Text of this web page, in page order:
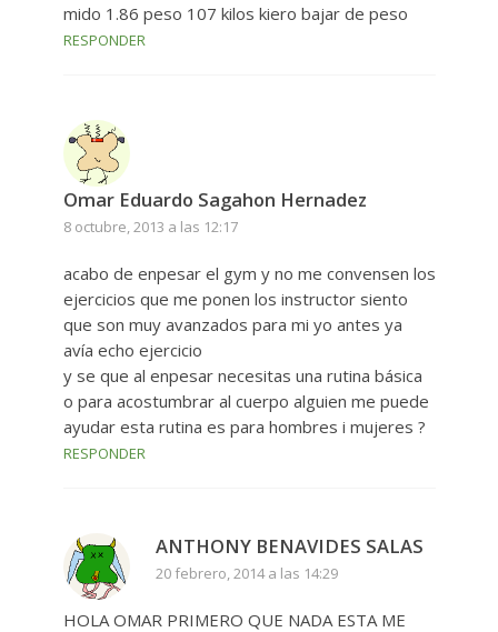
mido 1.86 peso 107 kilos kiero bajar de peso
RESPONDER
Omar Eduardo Sagahon Hernadez
8 octubre, 2013 a las 12:17
acabo de enpesar el gym y no me convensen los
ejercicios que me ponen los instructor siento
que son muy avanzados para mi yo antes ya
avía echo ejercicio
y se que al enpesar necesitas una rutina básica
o para acostumbrar al cuerpo alguien me puede
ayudar esta rutina es para hombres i mujeres ?
RESPONDER
ANTHONY BENAVIDES SALAS
20 febrero, 2014 a las 14:29
HOLA OMAR PRIMERO QUE NADA ESTA ME